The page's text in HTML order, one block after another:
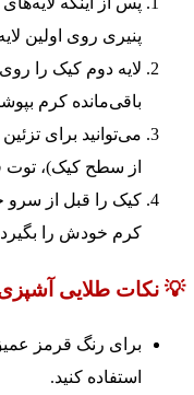
پنیری روی اولین
لایه دوم کیک را
باقی‌مانده کرم
می‌توانید برای
از سطح کیک)، توت
کرم خودش را
💡 نکات طلایی
برای رنگ قرمز
استفاده کنید.